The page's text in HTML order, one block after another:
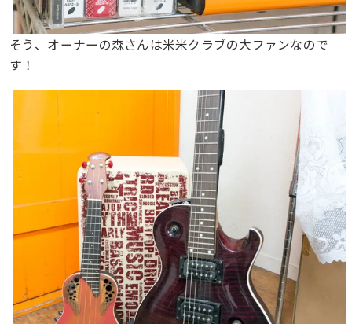
そう、オーナーの森さんは米米クラブの大ファンなので
す！